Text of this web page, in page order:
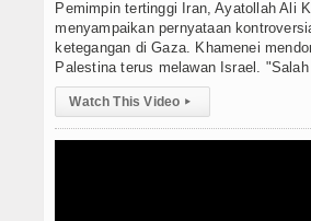
Koleksi Video
E-Learning
Agenda
Pemimpin tertinggi Iran, Ayatollah Ali
menyampaikan pernyataan
ketegangan di Gaza. Khamenei
Palestina terus melawan Israel. "Salah
Watch This Video ▸